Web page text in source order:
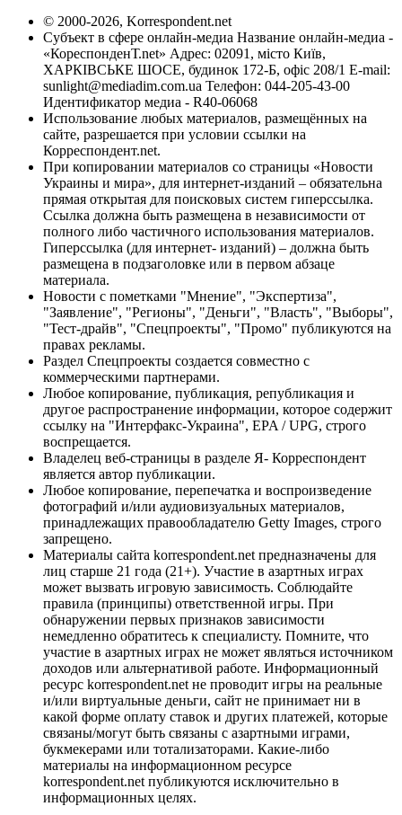
© 2000-2026, Korrespondent.net
Субъект в сфере онлайн-медиа Название онлайн-медиа -
«КореспонденТ.net» Адрес: 02091, місто Київ,
ХАРКІВСЬКЕ ШОСЕ, будинок 172-Б, офіс 208/1 E-mail:
sunlight@mediadim.com.ua Телефон: 044-205-43-00
Идентификатор медиа - R40-06068
Использование любых материалов, размещённых на
сайте, разрешается при условии ссылки на
Корреспондент.net.
При копировании материалов со страницы «Новости
Украины и мира», для интернет-изданий – обязательна
прямая открытая для поисковых систем гиперссылка.
Ссылка должна быть размещена в независимости от
полного либо частичного использования материалов.
Гиперссылка (для интернет- изданий) – должна быть
размещена в подзаголовке или в первом абзаце
материала.
Новости с пометками "Мнение", "Экспертиза",
"Заявление", "Регионы", "Деньги", "Власть", "Выборы",
"Тест-драйв", "Спецпроекты", "Промо" публикуются на
правах рекламы.
Раздел Спецпроекты создается совместно с
коммерческими партнерами.
Любое копирование, публикация, републикация и
другое распространение информации, которое содержит
ссылку на "Интерфакс-Украина", EPA / UPG, строго
воспрещается.
Владелец веб-страницы в разделе Я- Корреспондент
является автор публикации.
Любое копирование, перепечатка и воспроизведение
фотографий и/или аудиовизуальных материалов,
принадлежащих правообладателю Getty Images, строго
запрещено.
Материалы сайта korrespondent.net предназначены для
лиц старше 21 года (21+). Участие в азартных играх
может вызвать игровую зависимость. Соблюдайте
правила (принципы) ответственной игры. При
обнаружении первых признаков зависимости
немедленно обратитесь к специалисту. Помните, что
участие в азартных играх не может являться источником
доходов или альтернативой работе. Информационный
ресурс korrespondent.net не проводит игры на реальные
и/или виртуальные деньги, сайт не принимает ни в
какой форме оплату ставок и других платежей, которые
связаны/могут быть связаны с азартными играми,
букмекерами или тотализаторами. Какие-либо
материалы на информационном ресурсе
korrespondent.net публикуются исключительно в
информационных целях.